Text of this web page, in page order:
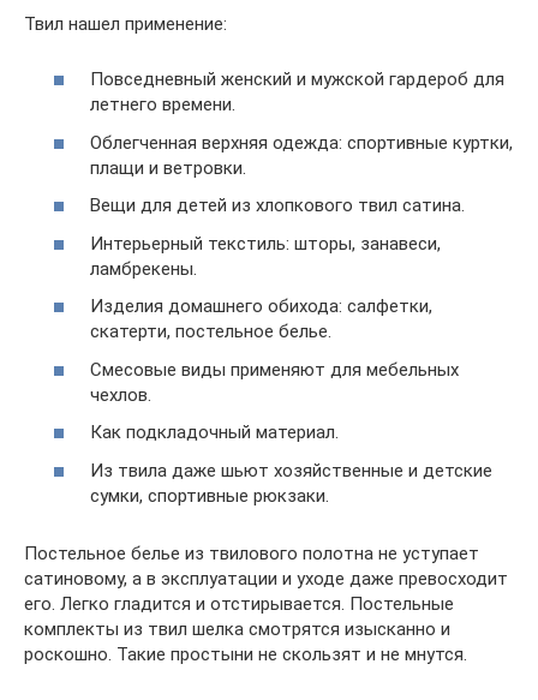
Твил нашел применение:
Повседневный женский и мужской гардероб для
летнего времени.
Облегченная верхняя одежда: спортивные куртки,
плащи и ветровки.
Вещи для детей из хлопкового твил сатина.
Интерьерный текстиль: шторы, занавеси,
ламбрекены.
Изделия домашнего обихода: салфетки,
скатерти, постельное белье.
Смесовые виды применяют для мебельных
чехлов.
Как подкладочный материал.
Из твила даже шьют хозяйственные и детские
сумки, спортивные рюкзаки.
Постельное белье из твилового полотна не уступает
сатиновому, а в эксплуатации и уходе даже превосходит
его. Легко гладится и отстирывается. Постельные
комплекты из твил шелка смотрятся изысканно и
роскошно. Такие простыни не скользят и не мнутся.